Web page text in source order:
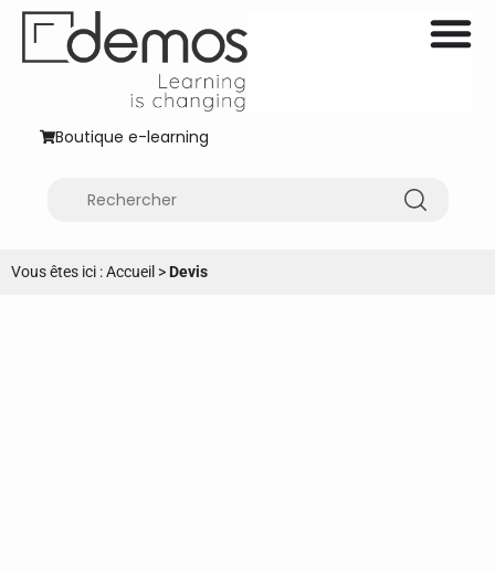
Boutique e-learning
Vous êtes ici :Accueil >Devis